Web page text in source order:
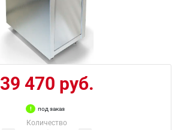
39 470 руб.
под заказ
Количество